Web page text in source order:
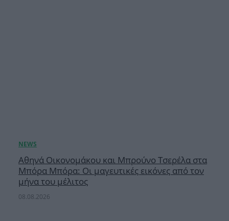
Αθηνά Οικονομάκου και Μπρούνο Τσερέλα στα
Μπόρα Μπόρα: Οι μαγευτικές εικόνες από τον
μήνα του μέλιτος
08.08.2026